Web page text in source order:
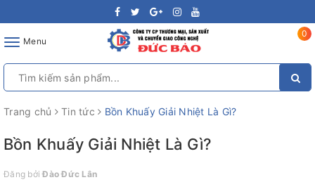
ToggleMenu
0
Trang chủ Tin tức Bồn Khuấy Giải Nhiệt Là Gì?
Bồn Khuấy Giải Nhiệt Là Gì?
Đăng bởiĐào Đức Lân